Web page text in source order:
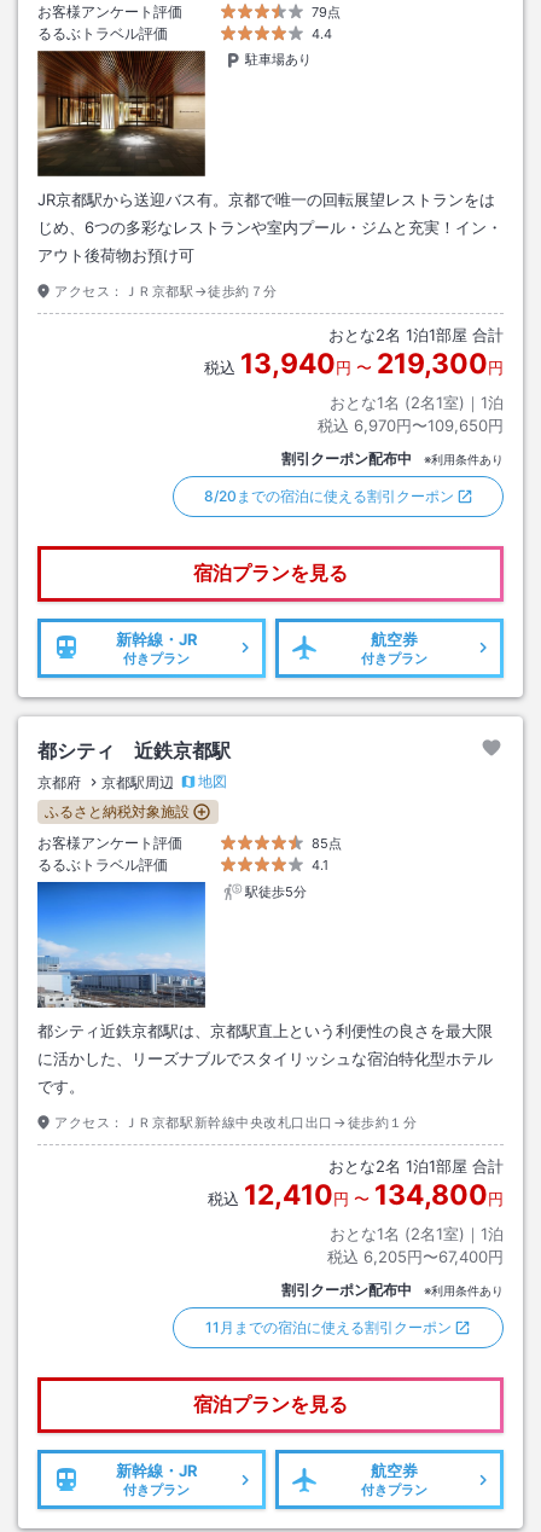
お客様アンケート評価 79点
るるぶトラベル評価
4.4
駐車場あり
JR京都駅から送迎バス有。京都で唯一の回転展望レストランをは
じめ、6つの多彩なレストランや室内プール・ジムと充実！イン・
アウト後荷物お預け可
アクセス： ＪＲ京都駅→徒歩約７分
おとな2名 1泊1部屋 合計
税込 13,940円 〜 219,300円
おとな1名 (2名1室)｜ 1泊
税込 6,970円〜109,650円
割引クーポン配布中 ※利用条件あり
8/20までの宿泊に使える割引クーポン
宿泊プランを見る
新幹線・JR
付きプラン
航空券
付きプラン
都シティ 近鉄京都駅
京都府 京都駅周辺
地図
ふるさと納税対象施設
お客様アンケート評価
85点
るるぶトラベル評価
4.1
駅徒歩5分
都シティ近鉄京都駅は、京都駅直上という利便性の良さを最大限
に活かした、リーズナブルでスタイリッシュな宿泊特化型ホテル
です。
アクセス： ＪＲ京都駅新幹線中央改札口出口→徒歩約１分
おとな2名 1泊1部屋 合計
税込 12,410円 〜 134,800円
おとな1名 (2名1室)｜ 1泊
税込 6,205円〜67,400円
割引クーポン配布中 ※利用条件あり
11月までの宿泊に使える割引クーポン
宿泊プランを見る
新幹線・JR
付きプラン
航空券
付きプラン